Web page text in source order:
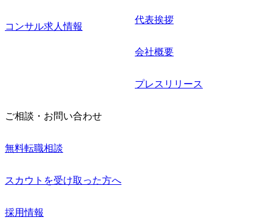
コンサル求人情報
代表挨拶
会社概要
プレスリリース
ご相談・お問い合わせ
無料転職相談
スカウトを受け取った方へ
採用情報